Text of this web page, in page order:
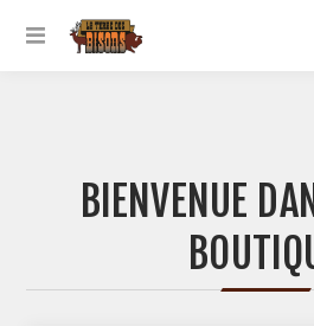
BIENVENUE